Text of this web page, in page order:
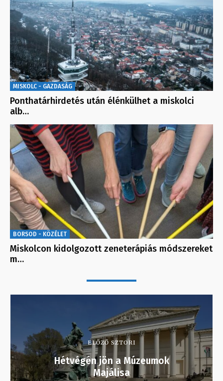
MISKOLC - GAZDASÁG
Ponthatárhirdetés után élénkülhet a miskolci
alb…
BORSOD - KÖZÉLET
Miskolcon kidolgozott zeneterápiás módszereket
m…
ELŐZŐ SZTORI
Hétvégén jön a Múzeumok
Majálisa